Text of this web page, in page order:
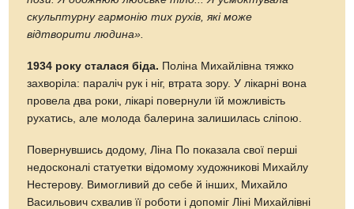
скульптурну гармонію тих рухів, які може
відтворити людина».
1934 року сталася біда. Поліна Михайлівна тяжко
захворіла: параліч рук і ніг, втрата зору. У лікарні вона
провела два роки, лікарі повернули їй можливість
рухатись, але молода балерина залишилась сліпою.
Повернувшись додому, Ліна По показала свої перші
недосконалі статуетки відомому художникові Михайлу
Нестерову. Вимогливий до себе й інших, Михайло
Васильович схвалив її роботи і допоміг Ліні Михайлівні